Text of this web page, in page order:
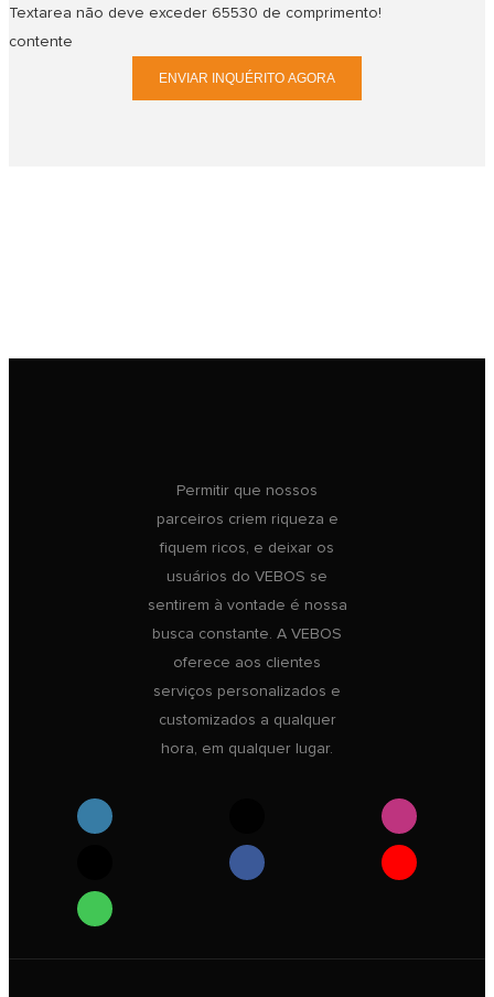
Textarea não deve exceder 65530 de comprimento!
contente
ENVIAR INQUÉRITO AGORA
Permitir que nossos
parceiros criem riqueza e
fiquem ricos, e deixar os
usuários do VEBOS se
sentirem à vontade é nossa
busca constante. A VEBOS
oferece aos clientes
serviços personalizados e
customizados a qualquer
hora, em qualquer lugar.